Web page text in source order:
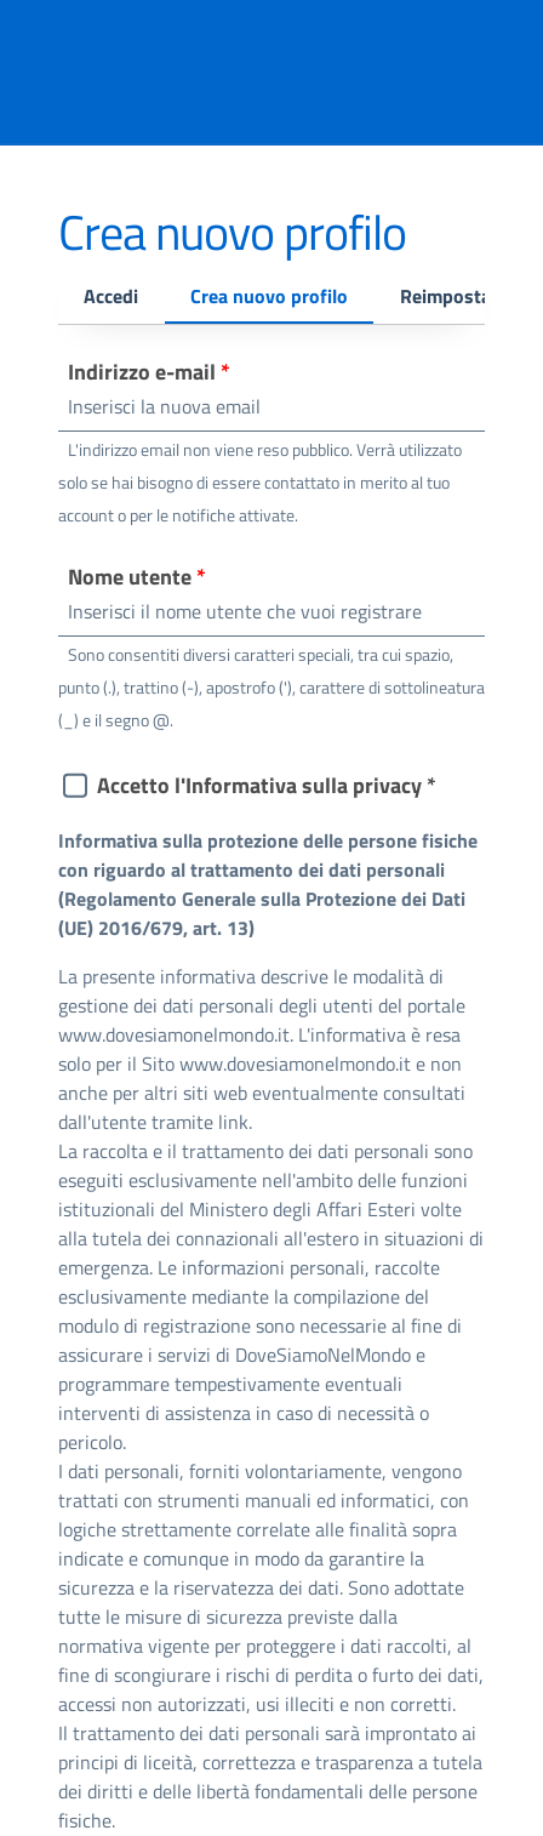
Crea nuovo profilo
Schede primarie
Accedi Crea nuovo profilo Reimposta la
Indirizzo e-mail
L'indirizzo email non viene reso pubblico. Verrà utilizzato
solo se hai bisogno di essere contattato in merito al tuo
account o per le notifiche attivate.
Nome utente
Sono consentiti diversi caratteri speciali, tra cui spazio,
punto (.), trattino (-), apostrofo ('), carattere di sottolineatura
(_) e il segno @.
Accetto l'Informativa sulla privacy *
Informativa sulla protezione delle persone fisiche
con riguardo al trattamento dei dati personali
(Regolamento Generale sulla Protezione dei Dati
(UE) 2016/679, art. 13)
La presente informativa descrive le modalità di
gestione dei dati personali degli utenti del portale
www.dovesiamonelmondo.it. L'informativa è resa
solo per il Sitowww.dovesiamonelmondo.ite non
anche per altri siti web eventualmente consultati
dall'utente tramite link.
La raccolta e il trattamento dei dati personali sono
eseguiti esclusivamente nell'ambito delle funzioni
istituzionali del Ministero degli Affari Esteri volte
alla tutela dei connazionali all'estero in situazioni di
emergenza. Le informazioni personali, raccolte
esclusivamente mediante la compilazione del
modulo di registrazione sono necessarie al fine di
assicurare i servizi di DoveSiamoNelMondo e
programmare tempestivamente eventuali
interventi di assistenza in caso di necessità o
pericolo.
I dati personali, forniti volontariamente, vengono
trattati con strumenti manuali ed informatici, con
logiche strettamente correlate alle finalità sopra
indicate e comunque in modo da garantire la
sicurezza e la riservatezza dei dati. Sono adottate
tutte le misure di sicurezza previste dalla
normativa vigente per proteggere i dati raccolti, al
fine di scongiurare i rischi di perdita o furto dei dati,
accessi non autorizzati, usi illeciti e non corretti.
Il trattamento dei dati personali sarà improntato ai
principi di liceità, correttezza e trasparenza a tutela
dei diritti e delle libertà fondamentali delle persone
fisiche.